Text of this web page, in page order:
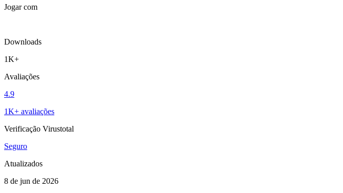
Jogar com
Downloads
1K+
Avaliações
4.9
1K+ avaliações
Verificação Virustotal
Seguro
Atualizados
8 de jun de 2026